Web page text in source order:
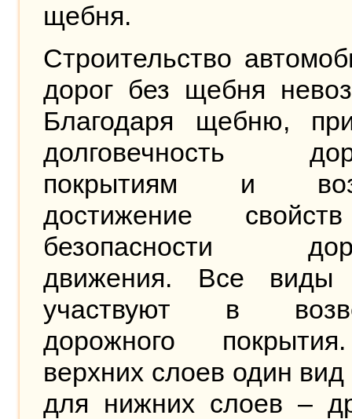
щебня.
Строительство
дорог без щебня
Благодаря щебню,
долговечность
покрытиям и
достижение
безопасности
движения. Все виды
участвуют в
дорожного
верхних слоев один
для нижних слоев –